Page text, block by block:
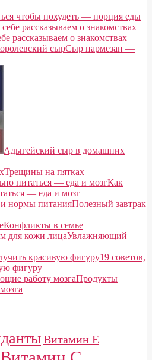
чтобы похудеть — порция еды
рассказываем о знакомствах
Сыр пармезан —
Адыгейский сыр в домашних
Трещины на пятках
Как
— еда и мозг
Полезный завтрак
Конфликты в семье
Увлажняющий
19 советов,
фигуру
Продукты
Витамин E